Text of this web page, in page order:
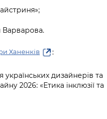
Варварова.
Ханенків :
українських дизайнерів та
2026: «Етика інклюзії та